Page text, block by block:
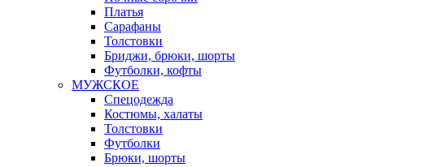
Платья
Сарафаны
Толстовки
Бриджи, брюки, шорты
Футболки, кофты
МУЖСКОЕ
Спецодежда
Костюмы, халаты
Толстовки
Футболки
Брюки, шорты